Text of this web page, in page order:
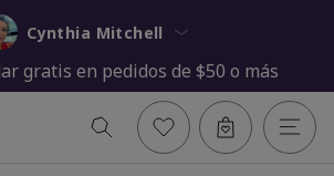
Cynthia Mitchell
gratis en pedidos de $50 o más